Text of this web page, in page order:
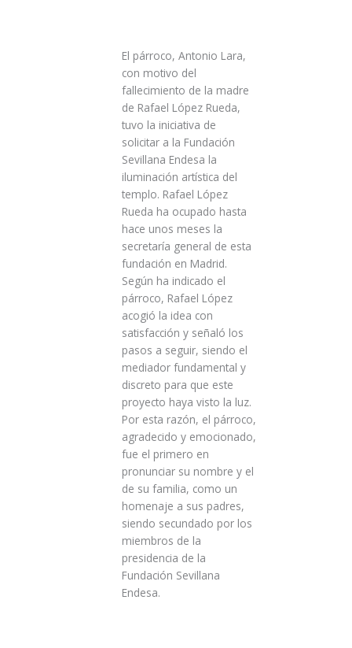
El párroco, Antonio Lara,
con motivo del
fallecimiento de la madre
de Rafael López Rueda,
tuvo la iniciativa de
solicitar a la Fundación
Sevillana Endesa la
iluminación artística del
templo. Rafael López
Rueda ha ocupado hasta
hace unos meses la
secretaría general de esta
fundación en Madrid.
Según ha indicado el
párroco, Rafael López
acogió la idea con
satisfacción y señaló los
pasos a seguir, siendo el
mediador fundamental y
discreto para que este
proyecto haya visto la luz.
Por esta razón, el párroco,
agradecido y emocionado,
fue el primero en
pronunciar su nombre y el
de su familia, como un
homenaje a sus padres,
siendo secundado por los
miembros de la
presidencia de la
Fundación Sevillana
Endesa.